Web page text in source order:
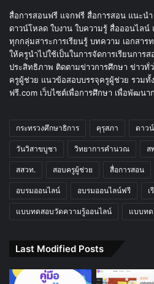
สื่อการสอนฟรี แจกฟรี สื่อการสอน แนะน
ดาวน์โหลด ใบงาน ใบความรู้ สื่อออนไล
ทุกกลุ่มสาระการเรียนรู้ บทความ เอกสาร
ให้ครูนำไปใช้เป็นในการจัดการเรียนการ
ประสิทธิภาพ ติดตามข่าวการศึกษา ข่าวทั่
ครูผู้ช่วย แนวข้อสอบบรรจุครูผู้ช่วย รวม
ฟรี.com เว็บไซต์เพื่อการศึกษา เพื่อพัฒนา
กระทรวงศึกษาธิการ คุรุสภา ดาว
วันวิสาขบูชา วิทยาการคำนวณ ส
สสวท. สอบครูผู้ช่วย สื่อการสอน
อบรมออนไลน์ อบรมออนไลน์ฟรี เ
แบบทดสอบวัดความรู้ออนไลน์ แบบท
Last Modified Posts